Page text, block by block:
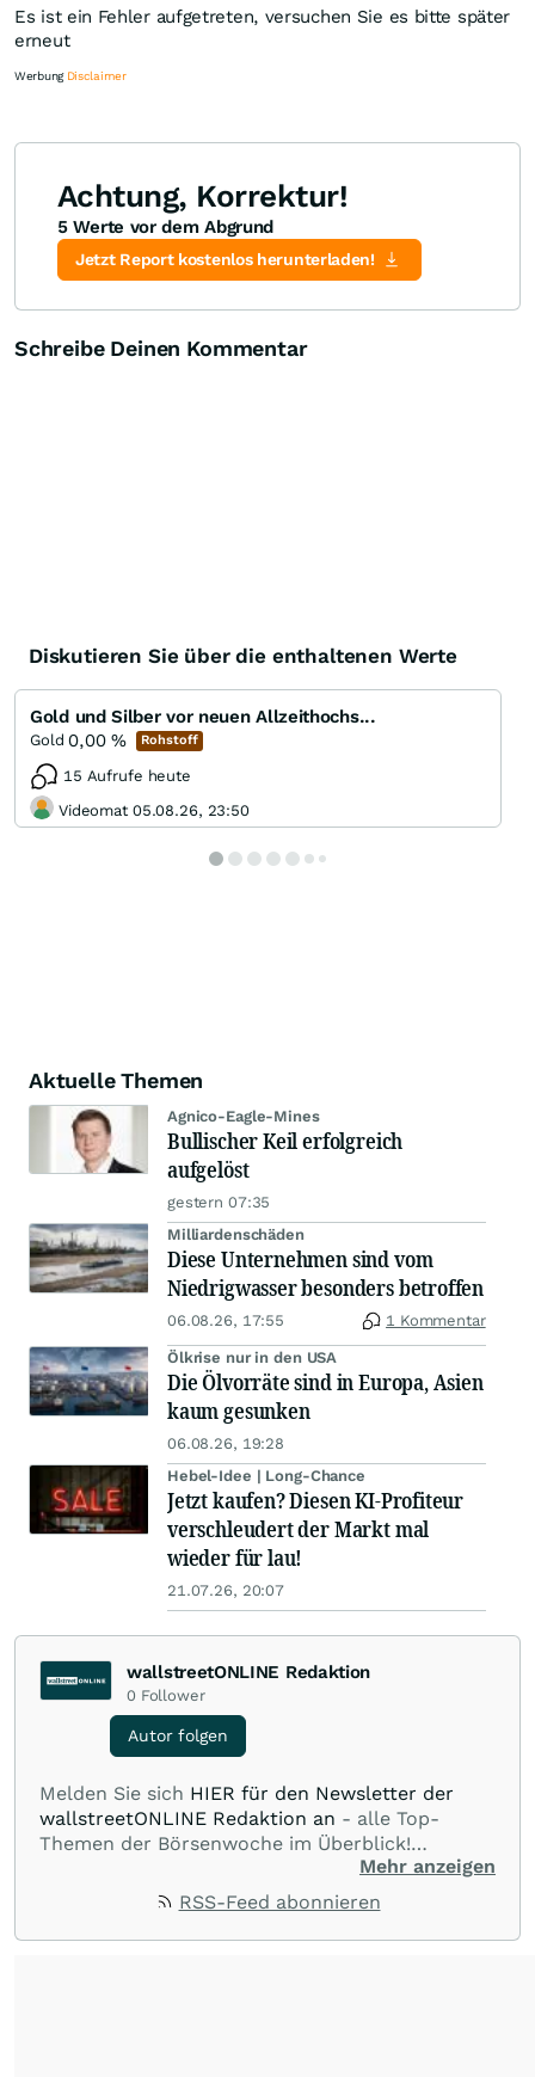
Es ist ein Fehler aufgetreten, versuchen Sie es bitte später
erneut
Knock-Out-Suche
Optionsschein-Suche
Zertifikate-Suche
Werbung Disclaimer
Achtung, Korrektur!
5 Werte vor dem Abgrund
Jetzt Report kostenlos herunterladen!
Schreibe Deinen Kommentar
Diskutieren Sie über die enthaltenen Werte
Gold und Silber vor neuen Allzeithochs...
Gold 0,00 % Rohstoff
15 Aufrufe heute
Videomat 05.08.26, 23:50
Aktuelle Themen
Agnico-Eagle-Mines
Bullischer Keil erfolgreich
aufgelöst
gestern 07:35
Milliardenschäden
Diese Unternehmen sind vom
Niedrigwasser besonders betroffen
06.08.26, 17:55 1 Kommentar
Ölkrise nur in den USA
Die Ölvorräte sind in Europa, Asien
kaum gesunken
06.08.26, 19:28
Hebel-Idee | Long-Chance
Jetzt kaufen? Diesen KI-Profiteur
verschleudert der Markt mal
wieder für lau!
21.07.26, 20:07
wallstreetONLINE Redaktion
0 Follower
Autor folgen
Melden Sie sich HIER für den Newsletter der
wallstreetONLINE Redaktion an - alle Top-
Themen der Börsenwoche im Überblick!
Verpassen Sie kein wichtiges Anleger-Thema!Für
Beiträge auf diesem journalistischen Channel ist
Redaktion verantwortlich. Die Fachjournalisten
Mehr anzeigen
RSS-Feed abonnieren